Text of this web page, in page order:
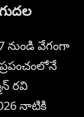
నుండి వేగంగా
రవి
నాటికి